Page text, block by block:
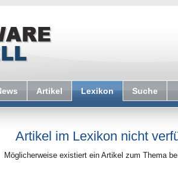
Artikel Lexikon Suche
Artikel im Lexikon nicht
Möglicherweise existiert ein Artikel zum Thema